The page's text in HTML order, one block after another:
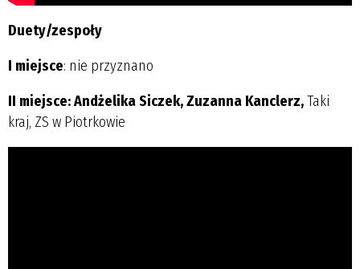
Duety/zespoły
I miejsce: nie przyznano
II miejsce: Andżelika Siczek, Zuzanna Kanclerz,Taki
kraj, ZS w Piotrkowie